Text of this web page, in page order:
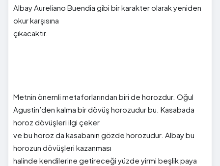
Albay Aureliano Buendia gibi bir karakter olarak yeniden
okur karşısına
çıkacaktır.
Metnin önemli metaforlarından biri de horozdur. Oğul
Agustin’den kalma bir dövüş horozudur bu. Kasabada
horoz dövüşleri ilgi çeker
ve bu horoz da kasabanın gözde horozudur. Albay bu
horozun dövüşleri kazanması
halinde kendilerine getireceği yüzde yirmi beşlik paya